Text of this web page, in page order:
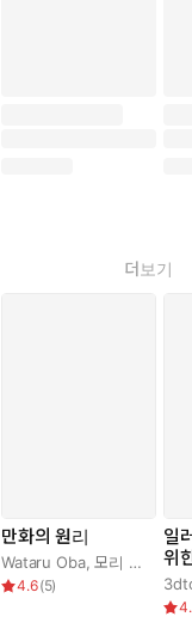
더보기
만화의 원리
Wataru Oba,모리 카오루 ,
4.6(5)
일
위
감
:
&